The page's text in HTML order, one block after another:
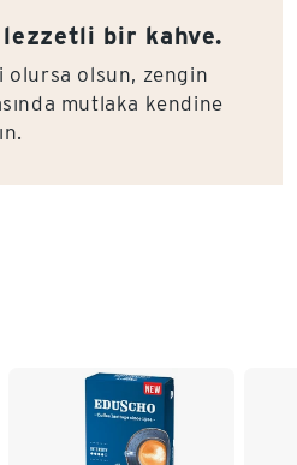
lezzetli bir kahve.
olursa olsun, zengin
mutlaka kendine